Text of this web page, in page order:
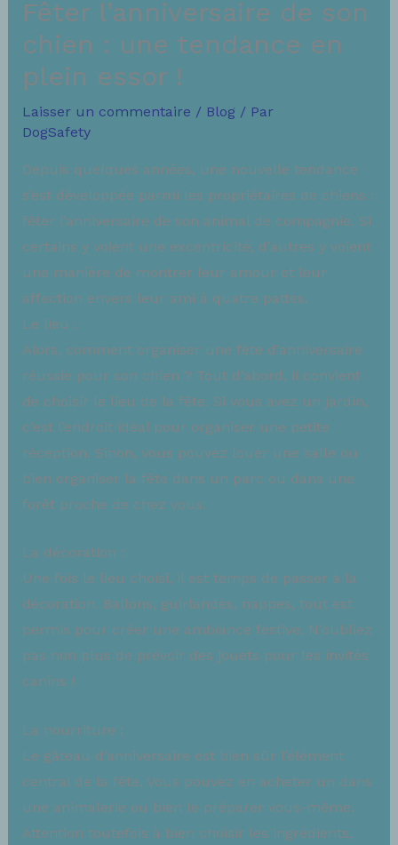
Fêter l’anniversaire de son
chien : une tendance en
plein essor !
Laisser un commentaire / Blog / Par
DogSafety
Depuis quelques années, une nouvelle tendance
s’est développée parmi les propriétaires de chiens :
fêter l’anniversaire de son animal de compagnie. Si
certains y voient une excentricité, d’autres y voient
une manière de montrer leur amour et leur
affection envers leur ami à quatre pattes.
Le lieu :
Alors, comment organiser une fête d’anniversaire
réussie pour son chien ? Tout d’abord, il convient
de choisir le lieu de la fête. Si vous avez un jardin,
c’est l’endroit idéal pour organiser une petite
réception. Sinon, vous pouvez louer une salle ou
bien organiser la fête dans un parc ou dans une
forêt proche de chez vous.
La décoration :
Une fois le lieu choisi, il est temps de passer à la
décoration. Ballons, guirlandes, nappes, tout est
permis pour créer une ambiance festive. N’oubliez
pas non plus de prévoir des jouets pour les invités
canins !
La nourriture :
Le gâteau d’anniversaire est bien sûr l’élément
central de la fête. Vous pouvez en acheter un dans
une animalerie ou bien le préparer vous-même.
Attention toutefois à bien choisir les ingrédients,